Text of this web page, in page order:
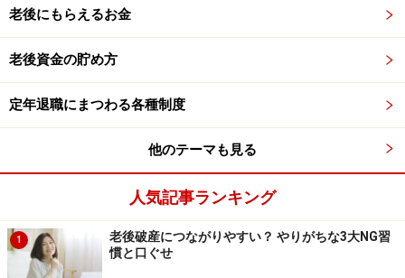
ブログや動画にトライし、趣味や日常のできごとを発信
すれば、自分の世界が大きく広がるきっかけにもなりま
す。もしかしたら、新しい仕事や、おこづかい稼ぎにつ
ながるかもしれません。自分の可能性を広げたい方にお
50代のうちに、定年後を豊かにする趣味を見つけておき
ましょう。趣味を起点に、人間関係が広がったり、やり
老後にもらえるお金
老後資金の貯め方
定年退職にまつわる各種制度
他のテーマも見る
人気記事ランキング
1
老後破産につながりやすい？ やりがちな3大NG習
慣と口ぐせ